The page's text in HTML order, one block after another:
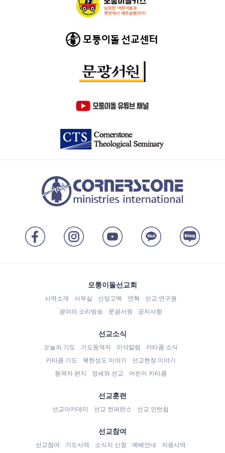
모퉁이돌선교회
사역소개 사무실 신앙고백 연혁
선교 연구원
광야의 소리방송
문광서원 공지사항
선교소식
오늘의 기도 기도동역자 이삭칼럼
카타콤 소식
카타콤 기도
북한성도 이야기
선교현장 이야기
동역자 편지
정세와 선교 어린이 카타콤
선교훈련
선교아카데미 선교 컨퍼런스 선교 인턴쉽
선교참여
선교참여 기도사역 소식지 신청 예배안내
자원사역